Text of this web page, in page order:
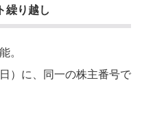
繰り越し
。
）に、同一の株主番号で